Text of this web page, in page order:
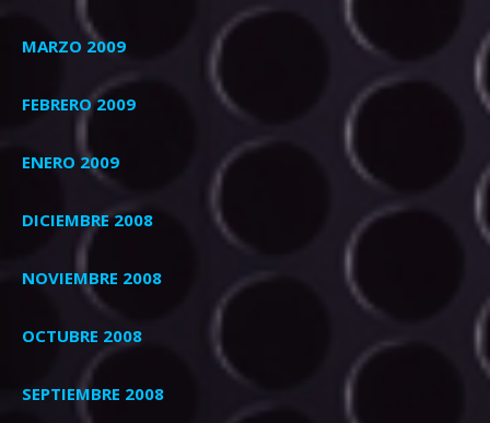
MARZO 2009
FEBRERO 2009
ENERO 2009
DICIEMBRE 2008
NOVIEMBRE 2008
OCTUBRE 2008
SEPTIEMBRE 2008